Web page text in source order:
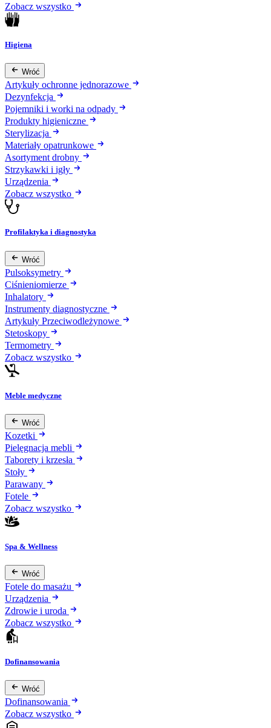
Zobacz wszystko
Higiena
Wróć
Artykuły ochronne jednorazowe
Dezynfekcja
Pojemniki i worki na odpady
Produkty higieniczne
Sterylizacja
Materiały opatrunkowe
Asortyment drobny
Strzykawki i igły
Urządzenia
Zobacz wszystko
Profilaktyka i diagnostyka
Wróć
Pulsoksymetry
Ciśnieniomierze
Inhalatory
Instrumenty diagnostyczne
Artykuły Przeciwodleżynowe
Stetoskopy
Termometry
Zobacz wszystko
Meble medyczne
Wróć
Kozetki
Pielęgnacja mebli
Taborety i krzesła
Stoły
Parawany
Fotele
Zobacz wszystko
Spa & Wellness
Wróć
Fotele do masażu
Urządzenia
Zdrowie i uroda
Zobacz wszystko
Dofinansowania
Wróć
Dofinansowania
Zobacz wszystko